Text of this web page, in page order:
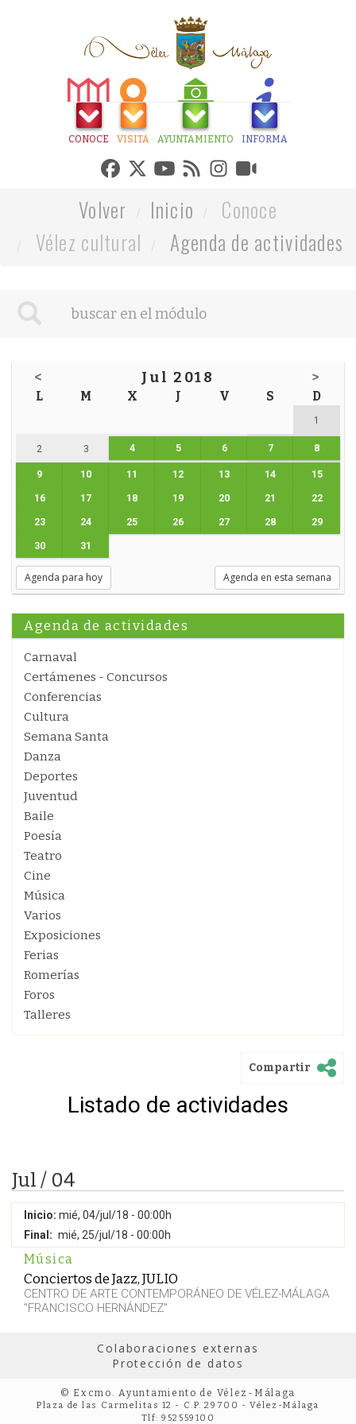
CONOCE VISITA AYUNTAMIENTO INFORMA
Volver Inicio
Conoce
Vélez cultural
Agenda de actividades
< Jul 2018 >
L M X J V S D
1
2 3 4 5 6 7 8
9 10 11 12 13 14 15
16 17 18 19 20 21 22
23 24 25 26 27 28 29
30 31
Agenda para hoy Agenda en esta semana
Agenda de actividades
Carnaval
Certámenes - Concursos
Conferencias
Cultura
Semana Santa
Danza
Deportes
Juventud
Baile
Poesía
Teatro
Cine
Música
Varios
Exposiciones
Ferias
Romerías
Foros
Talleres
Compartir
Listado de actividades
Jul / 04
Inicio: mié, 04/jul/18 - 00:00h
Final: mié, 25/jul/18 - 00:00h
Música
Conciertos de Jazz, JULIO
CENTRO DE ARTE CONTEMPORÁNEO DE VÉLEZ-MÁLAGA
"FRANCISCO HERNÁNDEZ"
Colaboraciones externas
Protección de datos
© Excmo. Ayuntamiento de Vélez-Málaga
Plaza de las Carmelitas 12 - C.P. 29700 - Vélez-Málaga
Tlf: 952559100